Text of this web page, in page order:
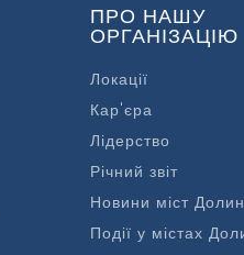
ПРО НАШУ
ОРГАНІЗАЦІЮ
Локації
Кар'єра
Лідерство
Річний звіт
Новини міст
Події у містах